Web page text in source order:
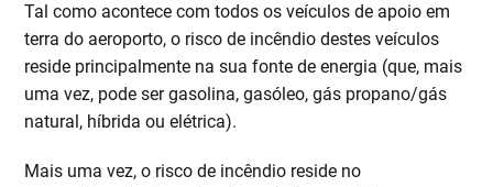
Tal como acontece com todos os veículos de apoio em
terra do aeroporto, o risco de incêndio destes veículos
reside principalmente na sua fonte de energia (que, mais
uma vez, pode ser gasolina, gasóleo, gás propano/gás
natural, híbrida ou elétrica).
Mais uma vez, o risco de incêndio reside no